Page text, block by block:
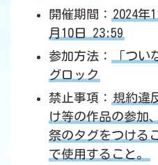
開催期間： 2024年
月10日 23:59
参加方法：
「つい
グロック
禁止事項： 規約違
け等の作品の参加
祭のタグをつける
で使用すること。